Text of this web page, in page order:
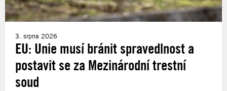
3. srpna 2026
EU: Unie musí bránit spravedlnost a
postavit se za Mezinárodní trestní
soud